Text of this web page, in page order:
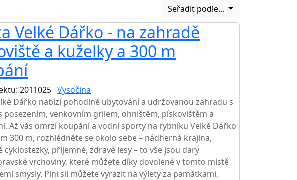
Seřadit podle...
Velké Dářko - na zahradě
a kuželky a 300 m
2011025 Vysočina
Dářko nabízí pohodlné ubytování a udržovanou zahradu s
posezením, venkovním grilem, ohništěm, pískovištěm a
Až vás omrzí koupání a vodní sporty na rybníku Velké Dářko
300 m, rozhlédněte se okolo sebe – nádherná krajina,
cyklostezky, příjemné, zdravé lesy – to vše jsou dary
vrchoviny, které můžete díky dovolené v tomto místě
smysly. Plni sil můžete vyrazit na výlety za památkami,